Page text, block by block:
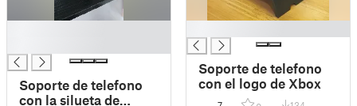
Soporte de telefono
con la silueta de
Soporte de telefono
con el logo de Xbox